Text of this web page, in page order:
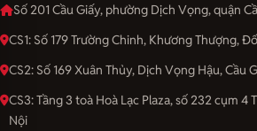
Số 201 Cầu Giấy, phường Dịch Vọng, quận
CS1: Số 179 Trường Chinh, Khương Thượng,
CS2: Số 169 Xuân Thủy, Dịch Vọng Hậu, Cầu
CS3: Tầng 3 toà Hoà Lạc Plaza, số 232 cụm 4
Nội